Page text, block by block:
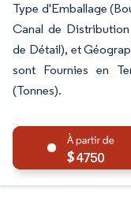
Type d'Emballage
Canal de
de Détail), et
sont Fournies en
(Tonnes).
4750